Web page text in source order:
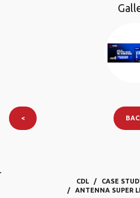
<
CDL CASE
ANTENNA SUPER